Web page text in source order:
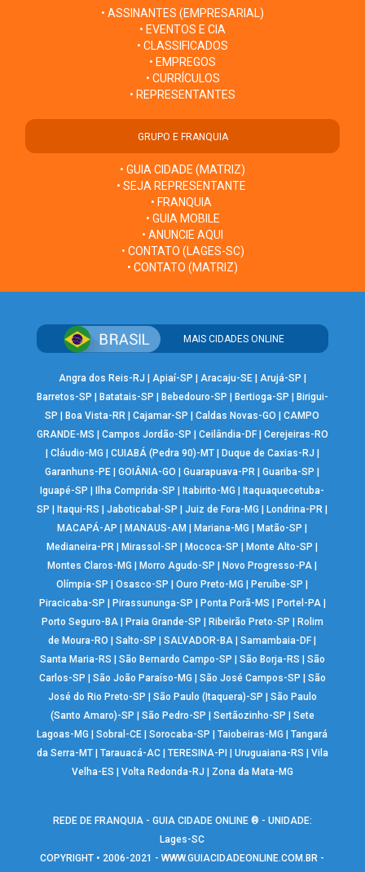
• ASSINANTES (EMPRESARIAL)
• EVENTOS E CIA
• CLASSIFICADOS
• EMPREGOS
• CURRÍCULOS
• REPRESENTANTES
GRUPO E FRANQUIA
• GUIA CIDADE (MATRIZ)
• SEJA REPRESENTANTE
• FRANQUIA
• GUIA MOBILE
• ANUNCIE AQUI
• CONTATO (LAGES-SC)
• CONTATO (MATRIZ)
MAIS CIDADES ONLINE
Angra dos Reis-RJ Apiaí-SP Aracaju-SE| Arujá-SP
Barretos-SP
Batatais-SP Bebedouro-SP Bertioga-SP
Birigui-
SP
Boa Vista-RR |Cajamar-SP |Caldas Novas-GO |CAMPO
GRANDE-MS
Campos Jordão-SP Ceilândia-DF| Cerejeiras-RO
Cláudio-MG CUIABÁ (Pedra 90)-MT| Duque de Caxias-RJ
Garanhuns-PE |GOIÂNIA-GO |Guarapuava-PR |Guariba-SP
Iguapé-SP
Ilha Comprida-SP Itabirito-MG
Itaquaquecetuba-
SP
Itaqui-RS |Jaboticabal-SP |Juiz de Fora-MG Londrina-PR
MACAPÁ-AP
MANAUS-AM Mariana-MG Matão-SP
Medianeira-PR
Mirassol-SP Mococa-SP Monte Alto-SP
Montes Claros-MG
Morro Agudo-SP Novo Progresso-PA
Olímpia-SP
|Osasco-SP |Ouro Preto-MG Peruíbe-SP
Piracicaba-SP
Pirassununga-SP Ponta Porã-MS Portel-PA|
Porto Seguro-BA| Praia Grande-SP Ribeirão Preto-SP
Rolim
de Moura-RO
|Salto-SP |SALVADOR-BA |Samambaia-DF
Santa Maria-RS
São Bernardo Campo-SP São Borja-RS
São
Carlos-SP
São João Paraíso-MG São José Campos-SP
São
José do Rio Preto-SP
São Paulo (Itaquera)-SP
São Paulo
(Santo Amaro)-SP
São Pedro-SP Sertãozinho-SP
Sete
Lagoas-MG
|Sobral-CE |Sorocaba-SP |Taiobeiras-MG |Tangará
da Serra-MT| Tarauacá-AC| TERESINA-PI Uruguaiana-RS
Vila
Velha-ES
Volta Redonda-RJ Zona da Mata-MG
REDE DE FRANQUIA - GUIA CIDADE ONLINE ® - UNIDADE:
Lages-SC
COPYRIGHT • 2006-2021 -WWW.GUIACIDADEONLINE.COM.BR -